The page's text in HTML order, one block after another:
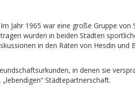
Jahr 1965 war eine große Gruppe von
wurden in beiden Städten
in den Räten von Hesdin und
in denen sie
Städtepartnerschaft.